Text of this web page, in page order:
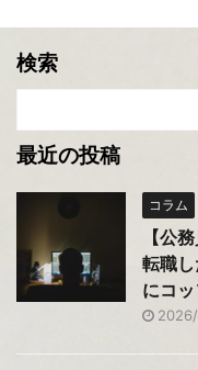
検索
最近の投稿
コラム
【公
転職
にコ